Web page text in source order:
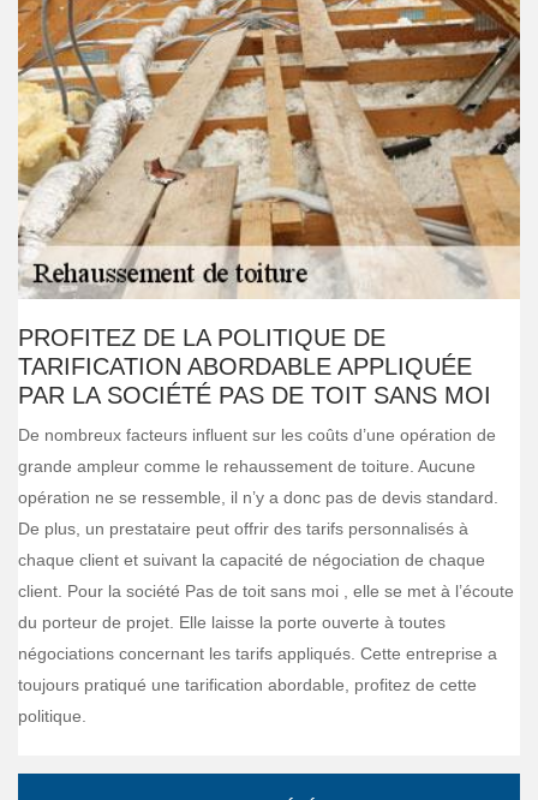
PROFITEZ DE LA POLITIQUE DE
TARIFICATION ABORDABLE APPLIQUÉE
PAR LA SOCIÉTÉ PAS DE TOIT SANS MOI
De nombreux facteurs influent sur les coûts d’une opération de
grande ampleur comme le rehaussement de toiture. Aucune
opération ne se ressemble, il n’y a donc pas de devis standard.
De plus, un prestataire peut offrir des tarifs personnalisés à
chaque client et suivant la capacité de négociation de chaque
client. Pour la société Pas de toit sans moi , elle se met à l’écoute
du porteur de projet. Elle laisse la porte ouverte à toutes
négociations concernant les tarifs appliqués. Cette entreprise a
toujours pratiqué une tarification abordable, profitez de cette
politique.